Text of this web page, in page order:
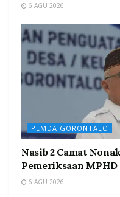
6 AGU 2026
PEMDA GORONTALO
Nasib 2 Camat
Pemeriksaan MPHD
6 AGU 2026